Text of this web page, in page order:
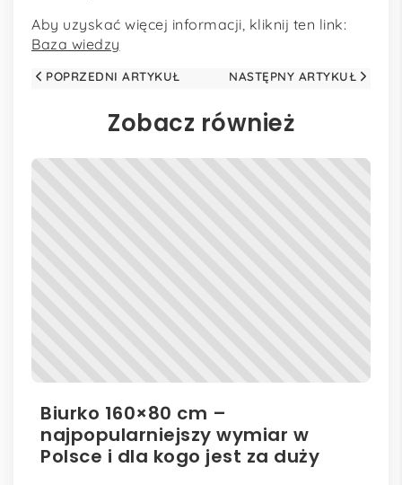
Aby uzyskać więcej informacji, kliknij ten link:
Baza wiedzy
POPRZEDNI ARTYKUŁ NASTĘPNY ARTYKUŁ
Zobacz również
Biurko 160×80 cm –
najpopularniejszy wymiar w
Polsce i dla kogo jest za duży